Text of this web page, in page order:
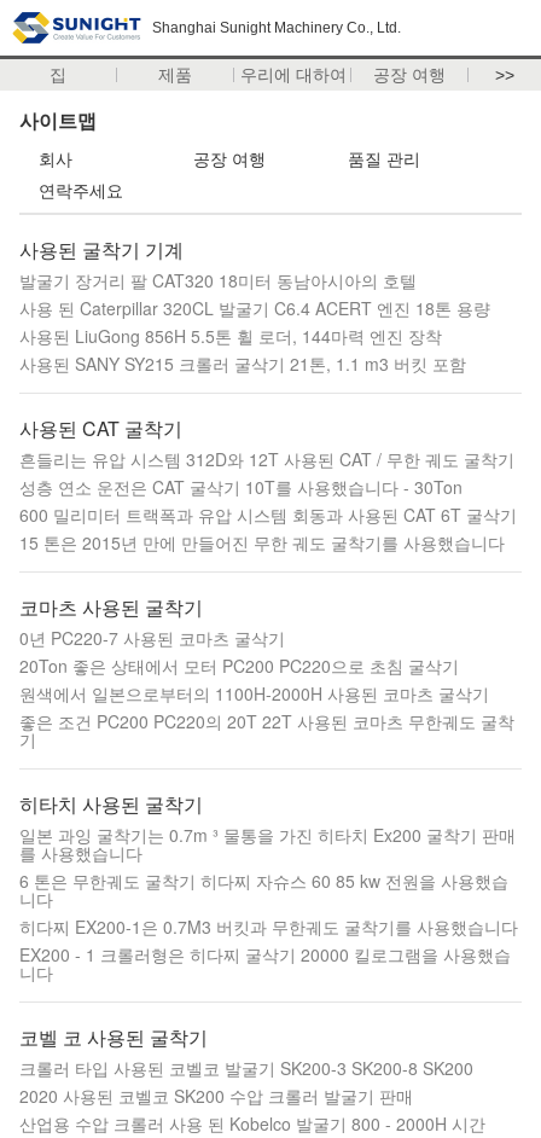
Shanghai Sunight Machinery Co., Ltd.
집 제품 우리에 대하여 공장 여행 >>
사이트맵
회사 공장 여행
품질 관리
연락주세요
사용된 굴착기 기계
발굴기 장거리 팔 CAT320 18미터 동남아시아의 호텔
사용 된 Caterpillar 320CL 발굴기 C6.4 ACERT 엔진 18톤 용량
사용된 LiuGong 856H 5.5톤 휠 로더, 144마력 엔진 장착
사용된 SANY SY215 크롤러 굴삭기 21톤, 1.1 m3 버킷 포함
사용된 CAT 굴착기
흔들리는 유압 시스템 312D와 12T 사용된 CAT / 무한 궤도 굴착기
성층 연소 운전은 CAT 굴삭기 10T를 사용했습니다 - 30Ton
600 밀리미터 트랙폭과 유압 시스템 회동과 사용된 CAT 6T 굴삭기
15 톤은 2015년 만에 만들어진 무한 궤도 굴착기를 사용했습니다
코마츠 사용된 굴착기
0년 PC220-7 사용된 코마츠 굴삭기
20Ton 좋은 상태에서 모터 PC200 PC220으로 초침 굴삭기
원색에서 일본으로부터의 1100H-2000H 사용된 코마츠 굴삭기
좋은 조건 PC200 PC220의 20T 22T 사용된 코마츠 무한궤도 굴착
기
히타치 사용된 굴착기
일본 과잉 굴착기는 0.7m ³ 물통을 가진 히타치 Ex200 굴착기 판매
를 사용했습니다
6 톤은 무한궤도 굴착기 히다찌 자슈스 60 85 kw 전원을 사용했습
니다
히다찌 EX200-1은 0.7M3 버킷과 무한궤도 굴착기를 사용했습니다
EX200 - 1 크롤러형은 히다찌 굴삭기 20000 킬로그램을 사용했습
니다
코벨 코 사용된 굴착기
크롤러 타입 사용된 코벨코 발굴기 SK200-3 SK200-8 SK200
2020 사용된 코벨코 SK200 수압 크롤러 발굴기 판매
산업용 수압 크롤러 사용 된 Kobelco 발굴기 800 - 2000H 시간